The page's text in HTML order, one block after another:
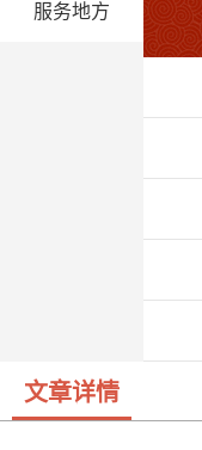
服务地方
文章详情